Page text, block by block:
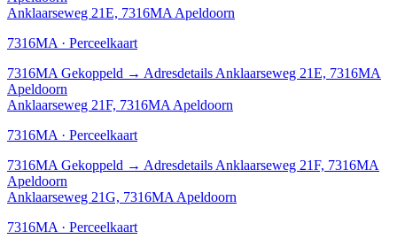
Anklaarseweg 21E, 7316MA Apeldoorn
7316MA · Perceelkaart
7316MA Gekoppeld → Adresdetails Anklaarseweg 21E, 7316MA
Apeldoorn
Anklaarseweg 21F, 7316MA Apeldoorn
7316MA · Perceelkaart
7316MA Gekoppeld → Adresdetails Anklaarseweg 21F, 7316MA
Apeldoorn
Anklaarseweg 21G, 7316MA Apeldoorn
7316MA · Perceelkaart